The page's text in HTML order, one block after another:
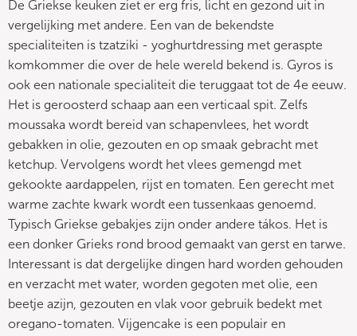
De Griekse keuken ziet er erg fris, licht en gezond uit in
vergelijking met andere. Een van de bekendste
specialiteiten is tzatziki - yoghurtdressing met geraspte
komkommer die over de hele wereld bekend is. Gyros is
ook een nationale specialiteit die teruggaat tot de 4e eeuw.
Het is geroosterd schaap aan een verticaal spit. Zelfs
moussaka wordt bereid van schapenvlees, het wordt
gebakken in olie, gezouten en op smaak gebracht met
ketchup. Vervolgens wordt het vlees gemengd met
gekookte aardappelen, rijst en tomaten. Een gerecht met
warme zachte kwark wordt een tussenkaas genoemd.
Typisch Griekse gebakjes zijn onder andere tákos. Het is
een donker Grieks rond brood gemaakt van gerst en tarwe.
Interessant is dat dergelijke dingen hard worden gehouden
en verzacht met water, worden gegoten met olie, een
beetje azijn, gezouten en vlak voor gebruik bedekt met
oregano-tomaten. Vijgencake is een populair en